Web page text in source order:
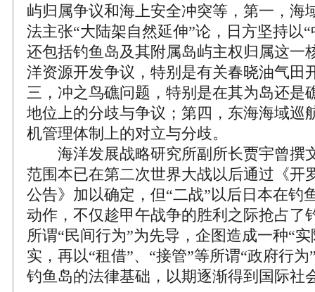
屿归属争议和海上安全冲突等，第一，海
法主张“大陆架自然延伸”论，日方坚持以
还包括钓鱼岛及其附属岛屿主权归属这一
洋资源开发争议，特别是有关春晓油气田
三，冲之鸟礁问题，特别是在其为岛还是
地位上的分歧与争议；第四，东海海域巡
机管理体制上的对立与分歧。
海洋发展战略研究所副所长贾宇曾撰
范围本已在第二次世界大战以后通过《开
公告》加以确定，但“二战”以后日本在钓
动作，不仅趁甲午战争的胜利之际抢占了
所谓“民间行为”为先导，企图造成一种“
实，再以“租借”、“接管”等所谓“政府行
钓鱼岛的法律基础，以期逐渐得到国际社